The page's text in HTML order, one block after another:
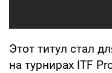
Этот титул стал
на турнирах ITF